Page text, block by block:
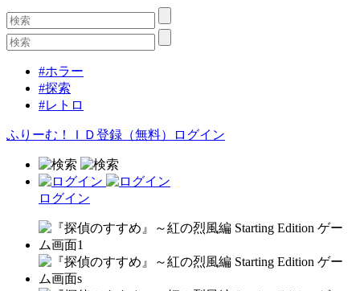
#ホラー
#探索
#レトロ
ふりーむ！ＩＤ登録（無料） ログイン
ログイン